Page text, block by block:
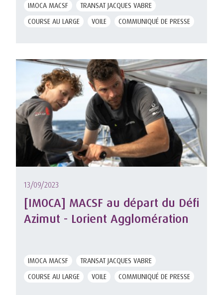
IMOCA MACSF
TRANSAT JACQUES VABRE
COURSE AU LARGE
VOILE COMMUNIQUÉ DE PRESSE
13/09/2023
[IMOCA] MACSF au départ du Défi
Azimut - Lorient Agglomération
IMOCA MACSF
TRANSAT JACQUES VABRE
COURSE AU LARGE
VOILE COMMUNIQUÉ DE PRESSE